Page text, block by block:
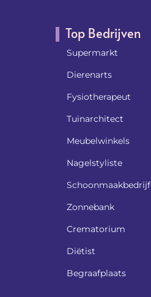
Top Bedrijven
Supermarkt
Dierenarts
Fysiotherapeut
Tuinarchitect
Meubelwinkels
Nagelstyliste
Schoonmaakbedrijf
Zonnebank
Crematorium
Diëtist
Begraafplaats